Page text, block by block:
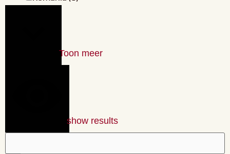
Toon meer
show results